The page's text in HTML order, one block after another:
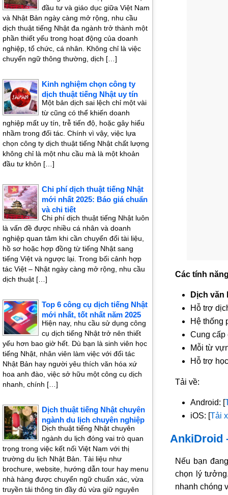
Các tính
Dịch văn
Hỗ trợ
Hệ thống
Cung cấp
Mỗi từ
Hỗ trợ
Tải về:
Android: [
iOS: [Tải
AnkiDroid
Nếu bạn
chọn lý
nhanh chóng
đầu tư và giáo dục giữa Việt Nam
và Nhật Bản ngày càng mở rộng, nhu cầu
dịch thuật tiếng Nhật đa ngành trở thành một
phần thiết yếu trong hoạt động của doanh
nghiệp, tổ chức, cá nhân. Không chỉ là việc
chuyển ngữ thông thường, dịch […]
Kinh nghiệm chọn công ty
dịch thuật tiếng Nhật uy tín
Một bản dịch sai lệch chỉ một vài
từ cũng có thể khiến doanh
nghiệp mất uy tín, trễ tiến độ, hoặc gây hiểu
nhầm trong đối tác. Chính vì vậy, việc lựa
chọn công ty dịch thuật tiếng Nhật chất lượng
không chỉ là một nhu cầu mà là một khoản
đầu tư khôn […]
Chi phí dịch thuật tiếng Nhật
mới nhất 2025: Báo giá chuẩn
và chi tiết
Chi phí dịch thuật tiếng Nhật luôn
là vấn đề được nhiều cá nhân và doanh
nghiệp quan tâm khi cần chuyển đổi tài liệu,
hồ sơ hoặc hợp đồng từ tiếng Nhật sang
tiếng Việt và ngược lại. Trong bối cảnh hợp
tác Việt – Nhật ngày càng mở rộng, nhu cầu
dịch thuật […]
Top 6 công cụ dịch tiếng Nhật
mới nhất, tốt nhất năm 2025
Hiện nay, nhu cầu sử dụng công
cụ dịch tiếng Nhật trở nên thiết
yếu hơn bao giờ hết. Dù bạn là sinh viên học
tiếng Nhật, nhân viên làm việc với đối tác
Nhật Bản hay người yêu thích văn hóa xứ
hoa anh đào, việc sở hữu một công cụ dịch
nhanh, chính […]
Dịch thuật tiếng Nhật chuyên
ngành du lịch chuyên nghiệp
Dịch thuật tiếng Nhật chuyên
ngành du lịch đóng vai trò quan
trọng trong việc kết nối Việt Nam với thị
trường du lịch Nhật Bản. Tài liệu như
brochure, website, hướng dẫn tour hay menu
nhà hàng được chuyển ngữ chuẩn xác, vừa
truyền tải thông tin đầy đủ vừa giữ nguyên